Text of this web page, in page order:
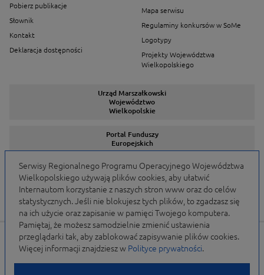
Pobierz publikacje
Słownik
Kontakt
Deklaracja dostępności
Mapa serwisu
Regulaminy konkursów w SoMe
Logotypy
Projekty Województwa
Wielkopolskiego
Urząd Marszałkowski
Województwo
Wielkopolskie
Portal Funduszy
Europejskich
Serwisy Programów
Portal finansowany przez Unię Europejską w ramach
WRPO 2007-2013 i WRPO 2014-2020 oraz budżet
Serwisy Regionalnego Programu Operacyjnego Województwa
Wielkopolskiego używają plików cookies, aby ułatwić
Internautom korzystanie z naszych stron www oraz do celów
statystycznych. Jeśli nie blokujesz tych plików, to zgadzasz się
na ich użycie oraz zapisanie w pamięci Twojego komputera.
Pamiętaj, że możesz samodzielnie zmienić ustawienia
przeglądarki tak, aby zablokować zapisywanie plików cookies.
Więcej informacji znajdziesz w Polityce prywatności.